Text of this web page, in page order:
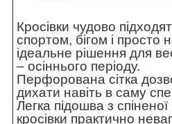
Кросівки чудово
спортом, бігом і просто
ідеальне рішення для
– осіннього періоду.
Перфорована сітка
дихати навіть в саму
Легка підошва з
кросівки практично